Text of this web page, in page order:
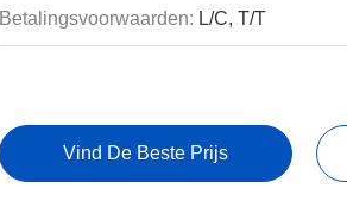
Betalingsvoorwaarden: L/C, T/T
Vind De Beste Prijs